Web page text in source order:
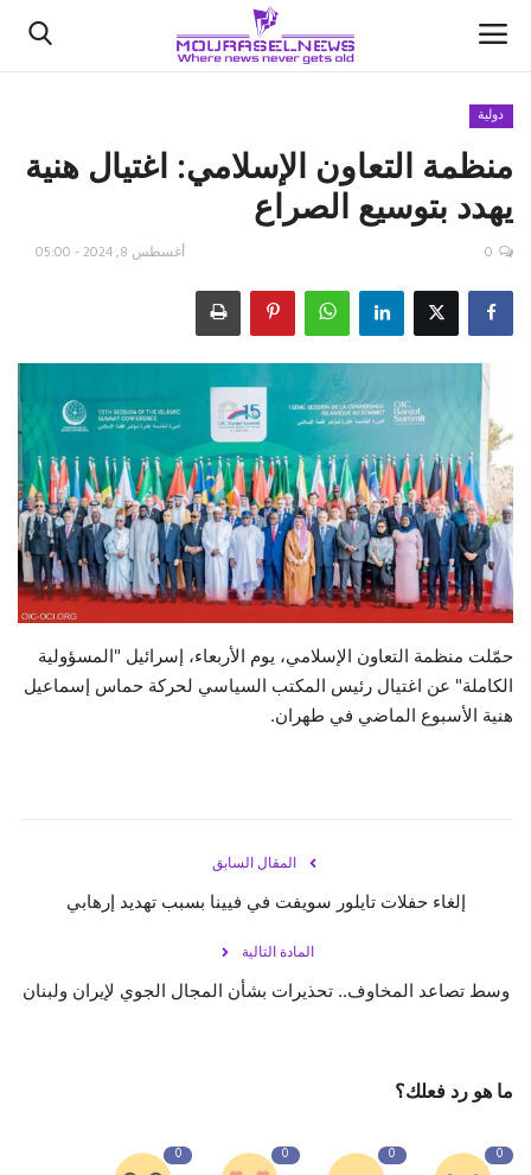
الأخبار
كتّابنا
اقتصاد
علوم وتكنولوجيا
رياضة
فيديو
حياة
دولية
منظمة التعاون الإسلامي: اغتيال هنية
يهدد بتوسيع الصراع
أغسطس 8, 2024 - 05:00 0
حمّلت منظمة التعاون الإسلامي، يوم الأربعاء، إسرائيل "المسؤولية
الكاملة" عن اغتيال رئيس المكتب السياسي لحركة حماس إسماعيل
هنية الأسبوع الماضي في طهران.
المقال السابق
إلغاء حفلات تايلور سويفت في فيينا بسبب تهديد إرهابي
المادة التالية
وسط تصاعد المخاوف.. تحذيرات بشأن المجال الجوي لإيران ولبنان
ما هو رد فعلك؟
0
0
0
0